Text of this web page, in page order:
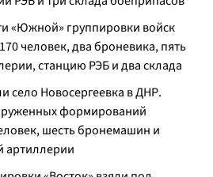
«Южной» группировки войск
человек, два броневика, пять
станцию РЭБ и два склада
село Новосергеевка в ДНР.
формирований
шесть бронемашин и
артиллерии